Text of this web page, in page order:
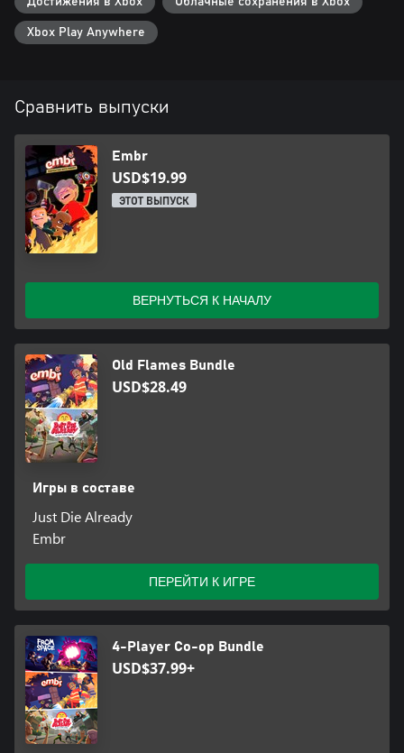
Xbox Play Anywhere
Сравнить выпуски
Embr
USD$19.99
ЭТОТ ВЫПУСК
ВЕРНУТЬСЯ К НАЧАЛУ
Old Flames Bundle
USD$28.49
Игры в составе
Just Die Already
Embr
ПЕРЕЙТИ К ИГРЕ
4-Player Co-op Bundle
USD$37.99+